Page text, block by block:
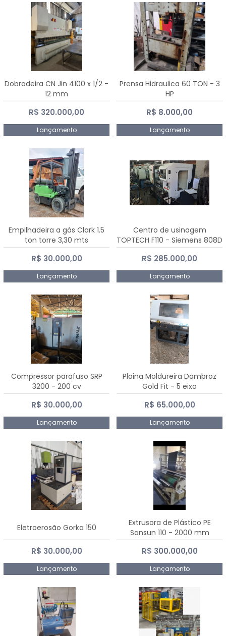
Dobradeira CN Jin 4100 x 1/2 -
12 mm
R$ 320.000,00
Lançamento
Prensa Hidraulica 60 TON - 3
HP
R$ 8.000,00
Lançamento
Empilhadeira a gás Clark 1.5
ton torre 3,30 mts
R$ 30.000,00
Lançamento
Centro de usinagem
TOPTECH F110 - Siemens 808D
Advanced
R$ 285.000,00
Lançamento
Compressor parafuso SRP
3200 - 200 cv
R$ 30.000,00
Lançamento
Plaina Moldureira Dambroz
Gold Fit - 5 eixo
R$ 65.000,00
Lançamento
Eletroerosão Gorka 150
R$ 30.000,00
Lançamento
Extrusora de Plástico PE
Sansun 110 - 2000 mm
R$ 300.000,00
Lançamento